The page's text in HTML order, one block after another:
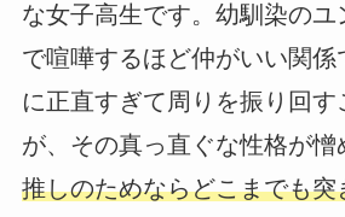
な女子高生です。幼馴染のユ
で喧嘩するほど仲がいい関
に正直すぎて周りを振り回す
が、その真っ直ぐな性格が憎
推しのためならどこまでも突